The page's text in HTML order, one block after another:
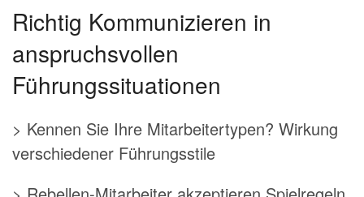
Richtig Kommunizieren in
anspruchsvollen
Führungssituationen
> Kennen Sie Ihre Mitarbeitertypen? Wirkung
verschiedener Führungsstile